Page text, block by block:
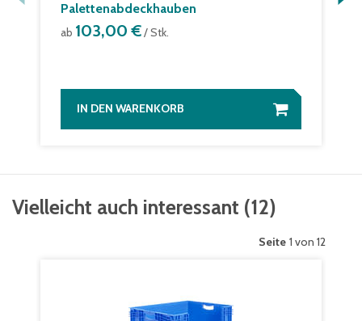
Palettenabdeckhauben
ab 103,00 €/ Stk.
IN DEN WARENKORB
Vielleicht auch interessant (12)
Seite 1 von 12